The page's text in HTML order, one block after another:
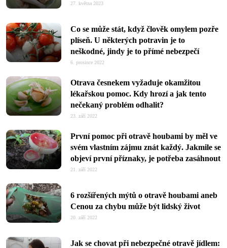
27. května 2023
Co se může stát, když člověk omylem pozře
plíseň. U některých potravin je to
neškodné, jindy je to přímé nebezpečí
6. prosince 2022
Otrava česnekem vyžaduje okamžitou
lékařskou pomoc. Kdy hrozí a jak tento
nečekaný problém odhalit?
23. září 2022
První pomoc při otravě houbami by měl ve
svém vlastním zájmu znát každý. Jakmile se
objeví první příznaky, je potřeba zasáhnout
21. září 2022
6 rozšířených mýtů o otravě houbami aneb
Cenou za chybu může být lidský život
20. září 2022
Jak se chovat při nebezpečné otravě jídlem: